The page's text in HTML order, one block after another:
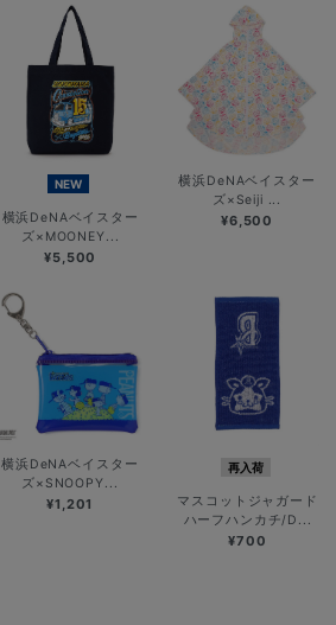
NEW
横浜DeNAベイスター
ズ×MOONEY...
¥5,500
横浜DeNAベイスター
ズ×Seiji ...
¥6,500
横浜DeNAベイスター
ズ×SNOOPY...
¥1,201
再入荷
マスコットジャガード
ハーフハンカチ/D...
¥700